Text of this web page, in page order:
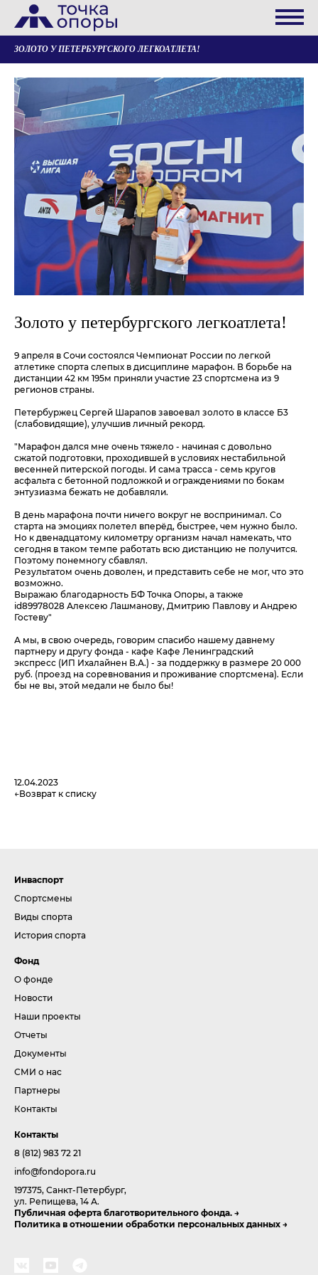
ЗОЛОТО У ПЕТЕРБУРГСКОГО ЛЕГКОАТЛЕТА!
Золото у петербургского легкоатлета!
9 апреля в Сочи состоялся Чемпионат России по легкой
атлетике спорта слепых в дисциплине марафон. В борьбе на
дистанции 42 км 195м приняли участие 23 спортсмена из 9
регионов страны.
Петербуржец Сергей Шарапов завоевал золото в классе Б3
(слабовидящие), улучшив личный рекорд.
"Марафон дался мне очень тяжело - начиная с довольно
сжатой подготовки, проходившей в условиях нестабильной
весенней питерской погоды. И сама трасса - семь кругов
асфальта с бетонной подложкой и ограждениями по бокам
энтузиазма бежать не добавляли.
В день марафона почти ничего вокруг не воспринимал. Со
старта на эмоциях полетел вперёд, быстрее, чем нужно было.
Но к двенадцатому километру организм начал намекать, что
сегодня в таком темпе работать всю дистанцию не получится.
Поэтому понемногу сбавлял.
Результатом очень доволен, и представить себе не мог, что это
возможно.
Выражаю благодарность БФ Точка Опоры, а также
id89978028 Алексею Лашманову, Дмитрию Павлову и Андрею
Гостеву"
А мы, в свою очередь, говорим спасибо нашему давнему
партнеру и другу фонда - кафе Кафе Ленинградский
экспресс (ИП Ихалайнен В.А.) - за поддержку в размере 20 000
руб. (проезд на соревнования и проживание спортсмена). Если
бы не вы, этой медали не было бы!
12.04.2023
Возврат к списку
Инваспорт
Спортсмены
Виды спорта
История спорта
Фонд
О фонде
Новости
Наши проекты
Отчеты
Документы
СМИ о нас
Партнеры
Контакты
Контакты
8 (812) 983 72 21
info@fondopora.ru
197375, Санкт-Петербург,
ул. Репищева, 14 А.
Публичная оферта благотворительного фонда.
Политика в отношении обработки персональных данных